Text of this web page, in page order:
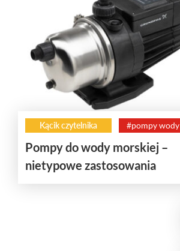
Kącik czytelnika #pompy wody
Pompy do wody morskiej –
nietypowe zastosowania